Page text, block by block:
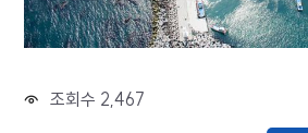
조회수 2,467